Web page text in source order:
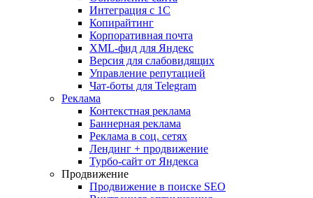
Интеграция с 1С
Копирайтинг
Корпоративная почта
XML-фид для Яндекс
Версия для слабовидящих
Управление репутацией
Чат-боты для Telegram
Реклама
Контекстная реклама
Баннерная реклама
Реклама в соц. сетях
Лендинг + продвижение
Турбо-сайт от Яндекса
Продвижение
Продвижение в поиске SEO